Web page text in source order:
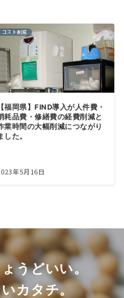
コスト削減
【福岡県】FIND導入が人件費・
耗品費・修繕費の経費削減と
業時間の大幅削減につながり
した。
年5月16日
うどいい。
カタチ。